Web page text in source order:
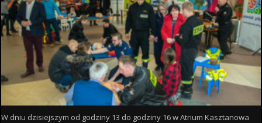
W dniu dzisiejszym od godziny 13 do godziny 16 w Atrium Kasztanowa